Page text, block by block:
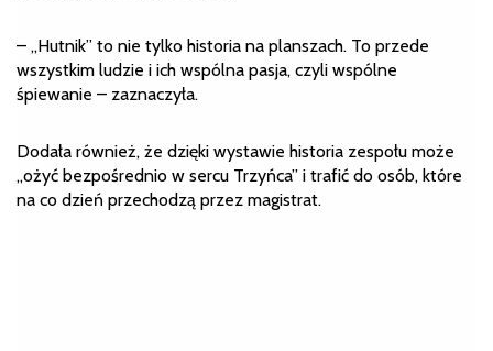
– „Hutnik” to nie tylko historia na planszach. To przede
wszystkim ludzie i ich wspólna pasja, czyli wspólne
śpiewanie – zaznaczyła.
Dodała również, że dzięki wystawie historia zespołu może
„ożyć bezpośrednio w sercu Trzyńca” i trafić do osób, które
na co dzień przechodzą przez magistrat.